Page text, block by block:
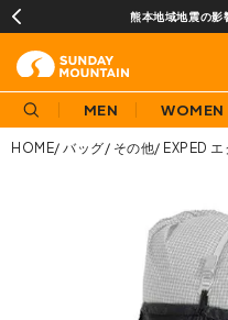
熊本地域地震の影
MEN WOMEN
HOME バッグ その他 EXPED